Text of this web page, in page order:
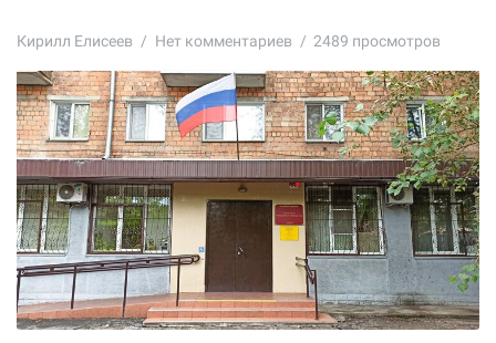
Кирилл Елисеев Нет комментариев 2489 просмотров